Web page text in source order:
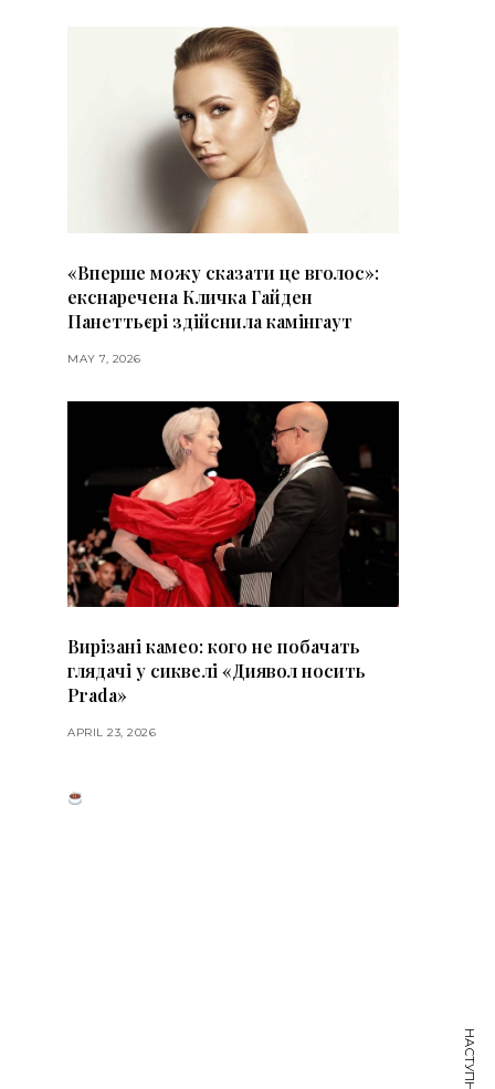
«Вперше можу сказати це вголос»:
екснаречена Кличка Гайден
Панеттьєрі здійснила камінгаут
MAY 7, 2026
Вирізані камео: кого не побачать
глядачі у сиквелі «Диявол носить
Prada»
APRIL 23, 2026